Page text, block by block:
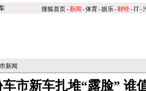
搜狐首页-新闻 -体育-娱乐- 财经-IT-
新闻
市新车扎堆“露脸” 谁